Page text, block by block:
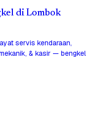
di Lombok
servis kendaraan,
& kasir — bengkel